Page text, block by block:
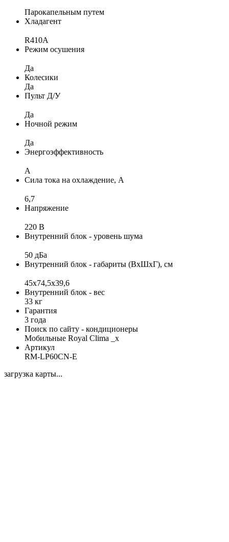
Парокапельным путем
Хладагент
R410A
Режим осушения
Да
Колесики
Да
Пульт Д/У
Да
Ночной режим
Да
Энергоэффективность
A
Сила тока на охлаждение, А
6,7
Напряжение
220 В
Внутренний блок - уровень шума
50 дБа
Внутренний блок - габариты (ВхШхГ), см
45x74,5x39,6
Внутренний блок - вес
33 кг
Гарантия
3 года
Поиск по сайту - кондиционеры
Мобильные Royal Clima _x
Артикул
RM-LP60CN-E
загрузка карты...